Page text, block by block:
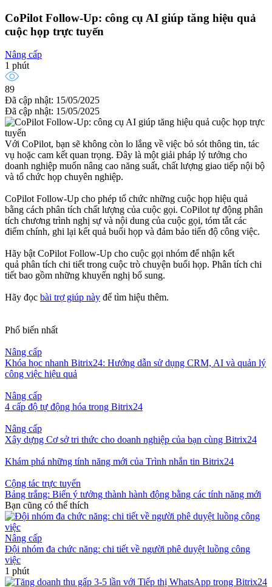
CoPilot Follow-Up: công cụ AI giúp tăng hiệu quả
cuộc họp trực tuyến
Nâng cấp
1 phút
89
Đã cập nhật: 15/05/2025
Đã cập nhật: 15/05/2025
Với CoPilot, bạn sẽ không còn lo lắng về việc bỏ sót thông tin, tác
vụ hoặc cam kết quan trọng. Đây là một giải pháp lý tưởng cho
doanh nghiệp muốn nâng cao năng suất, chất lượng giao tiếp nội bộ
và tổ chức họp chuyên nghiệp.
CoPilot Follow-Up cho phép tổ chức những cuộc họp hiệu quả
bằng cách phân tích chất lượng của cuộc gọi. CoPilot tự động phân
tích chương trình nghị sự và nội dung của cuộc gọi, tóm tắt các
điểm chính, ghi lại kết quả buổi họp và đảm bảo tiến độ công việc.
Hãy bật CoPilot Follow-Up cho cuộc gọi nhóm để nhận kết
quả phân tích chi tiết trong cuộc trò chuyện buổi họp. Phân tích chi
tiết bao gồm những khuyến nghị bổ sung.
Hãy đọc bài trợ giúp này để tìm hiệu thêm.
Phổ biến nhất
Nâng cấp
Khóa học nhanh Bitrix24: Hướng dẫn sử dụng CRM, AI và quản lý
công việc hiệu quả
Nâng cấp
4 cấp độ tự động hóa trong Bitrix24
Nâng cấp
Xây dựng Cơ sở tri thức cho doanh nghiệp của bạn cùng Bitrix24
Khám phá những tính năng mới của Trình nhắn tin Bitrix24
Cộng tác trực tuyến
Bảng trắng: Biến ý tưởng thành hành động bằng các tính năng mới
Bạn cũng có thể thích
Nâng cấp
Đội nhóm đa chức năng: chi tiết về người phê duyệt luồng công
việc
1 phút